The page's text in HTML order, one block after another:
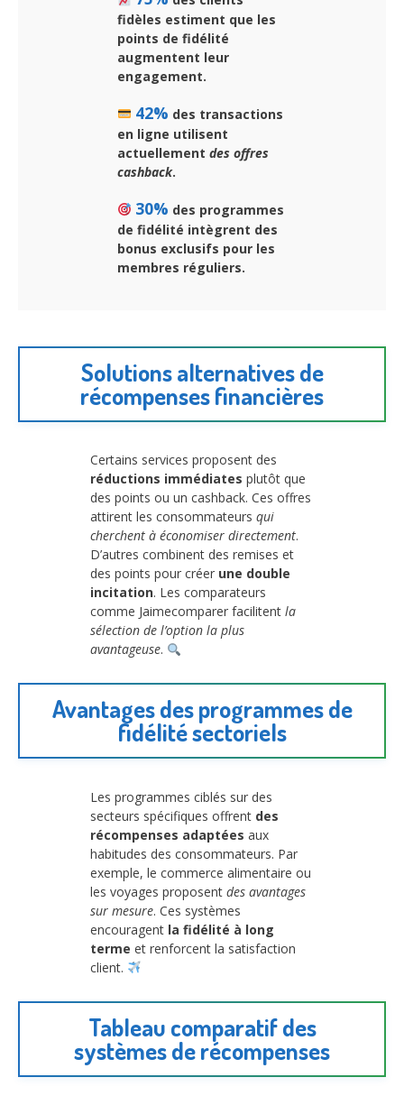
fidèles estiment que les
points de fidélité
augmentent leur
engagement.
42% des transactions
en ligne utilisent
actuellement des offres
cashback.
30% des programmes
de fidélité intègrent des
bonus exclusifs pour les
membres réguliers.
Solutions alternatives de
récompenses financières
Certains services proposent des
réductions immédiates plutôt que
des points ou un cashback. Ces offres
attirent les consommateurs qui
cherchent à économiser directement.
D’autres combinent des remises et
des points pour créer une double
incitation. Les comparateurs
comme Jaimecomparer facilitent la
sélection de l’option la plus
avantageuse.
Avantages des programmes de
fidélité sectoriels
Les programmes ciblés sur des
secteurs spécifiques offrent des
récompenses adaptées aux
habitudes des consommateurs. Par
exemple, le commerce alimentaire ou
les voyages proposent des avantages
sur mesure. Ces systèmes
encouragent la fidélité à long
terme et renforcent la satisfaction
client.
Tableau comparatif des
systèmes de récompenses